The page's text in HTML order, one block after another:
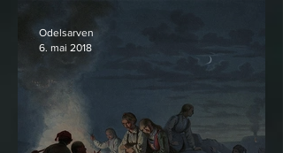
Odelsarven
6. mai 2018